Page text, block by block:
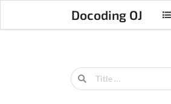
Docoding OJ